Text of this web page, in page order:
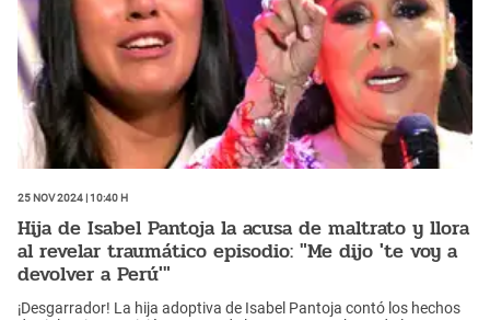
25 Nov 2024 | 10:40 h
Hija de Isabel Pantoja la acusa de maltrato y llora
al revelar traumático episodio: "Me dijo 'te voy a
devolver a Perú'"
¡Desgarrador! La hija adoptiva de Isabel Pantoja contó los hechos